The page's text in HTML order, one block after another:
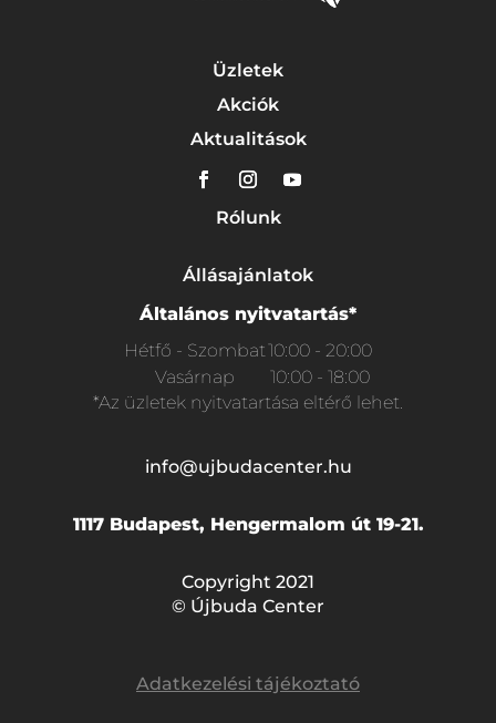
Üzletek
Akciók
Aktualitások
Rólunk
Állásajánlatok
Általános nyitvatartás*
Hétfő - Szombat10:00 - 20:00
Vasárnap
10:00 - 18:00
*Az üzletek nyitvatartása eltérő lehet.
info@ujbudacenter.hu
1117 Budapest, Hengermalom út 19-21.
Copyright 2021
© Újbuda Center
Adatkezelési tájékoztató